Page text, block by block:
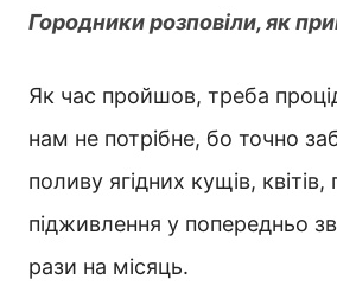
Городники розповіли, як
Як час пройшов, треба
нам не потрібне, бо точно
поливу ягідних кущів,
підживлення у попередньо
рази на місяць.